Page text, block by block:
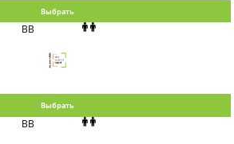
Выбрать
BB
Выбрать
BB